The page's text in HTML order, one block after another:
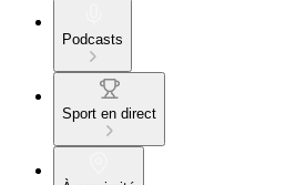
Podcasts
Sport en direct